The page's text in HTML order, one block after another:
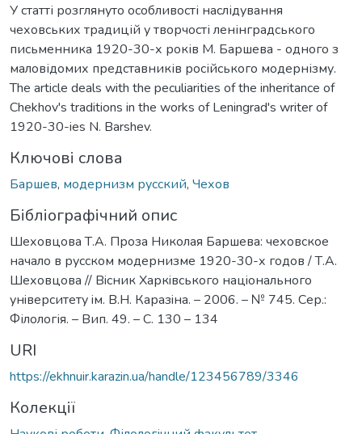
У статті розглянуто особливості наслідування
чеховських традицій у творчості ленінградського
письменника 1920-30-х років М. Баршева - одного з
маловідомих представників російського модернізму.
The article deals with the peculiarities of the inheritance of
Chekhov's traditions in the works of Leningrad's writer of
1920-30-ies N. Barshev.
Ключові слова
Баршев, модернизм русский, Чехов
Бібліографічний опис
Шеховцова Т.А. Проза Николая Баршева: чеховское
начало в русском модернизме 1920-30-х годов / Т.А.
Шеховцова // Вiсник Харкiвського нацiонального
унiверситету iм. В.Н. Каразiна. – 2006. – № 745. Сер.:
Філологія. – Вип. 49. – С. 130 – 134
URI
https://ekhnuir.karazin.ua/handle/123456789/3346
Колекції